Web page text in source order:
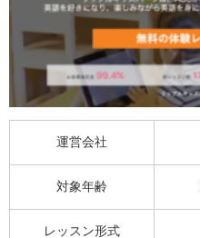
運営会社
対象年齢
レッスン形式